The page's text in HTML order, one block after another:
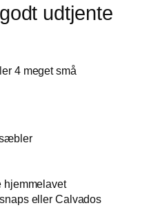
udtjente
4 meget små
hjemmelavet
eller Calvados